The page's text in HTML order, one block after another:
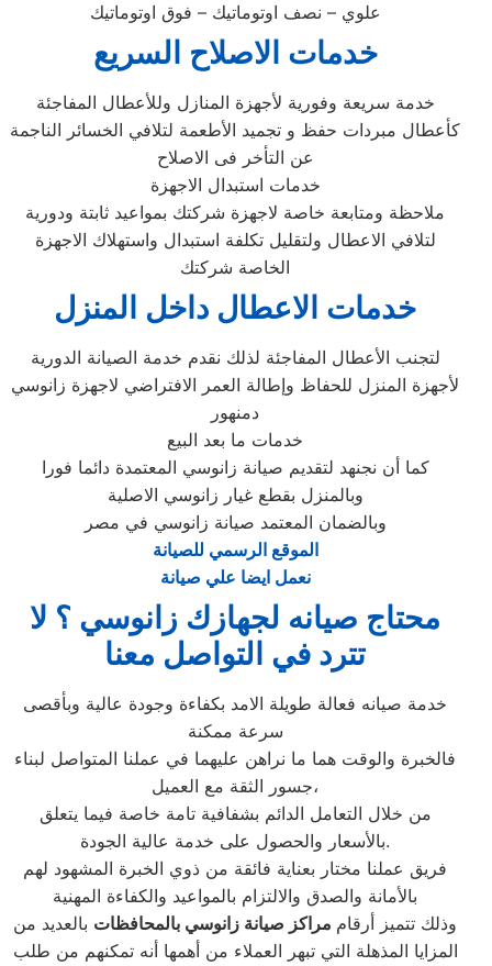
علوي – نصف اوتوماتيك – فوق اوتوماتيك
خدمات الاصلاح السريع
خدمة سريعة وفورية لأجهزة المنازل وللأعطال المفاجئة
كأعطال مبردات حفظ و تجميد الأطعمة لتلافي الخسائر الناجمة
عن التأخر فى الاصلاح
خدمات استبدال الاجهزة
ملاحظة ومتابعة خاصة لاجهزة شركتك بمواعيد ثابتة ودورية
لتلافي الاعطال ولتقليل تكلفة استبدال واستهلاك الاجهزة
الخاصة شركتك
خدمات الاعطال داخل المنزل
لتجنب الأعطال المفاجئة لذلك نقدم خدمة الصيانة الدورية
لأجهزة المنزل للحفاظ وإطالة العمر الافتراضي لاجهزة زانوسي
دمنهور
خدمات ما بعد البيع
كما أن نجنهد لتقديم صيانة زانوسي المعتمدة دائما فورا
وبالمنزل بقطع غيار زانوسي الاصلية
وبالضمان المعتمد صيانة زانوسي في مصر
الموقع الرسمي للصيانة
نعمل ايضا علي صيانة
محتاج صيانه لجهازك زانوسي ؟ لا
تترد في التواصل معنا
خدمة صيانه فعالة طويلة الامد بكفاءة وجودة عالية وبأقصى
سرعة ممكنة
فالخبرة والوقت هما ما نراهن عليهما في عملنا المتواصل لبناء
جسور الثقة مع العميل،
من خلال التعامل الدائم بشفافية تامة خاصة فيما يتعلق
بالأسعار والحصول على خدمة عالية الجودة.
فريق عملنا مختار بعناية فائقة من ذوي الخبرة المشهود لهم
بالأمانة والصدق والالتزام بالمواعيد والكفاءة المهنية
وذلك تتميز أرقام مراكز صيانة زانوسي بالمحافظات بالعديد من
المزايا المذهلة التي تبهر العملاء من أهمها أنه تمكنهم من طلب